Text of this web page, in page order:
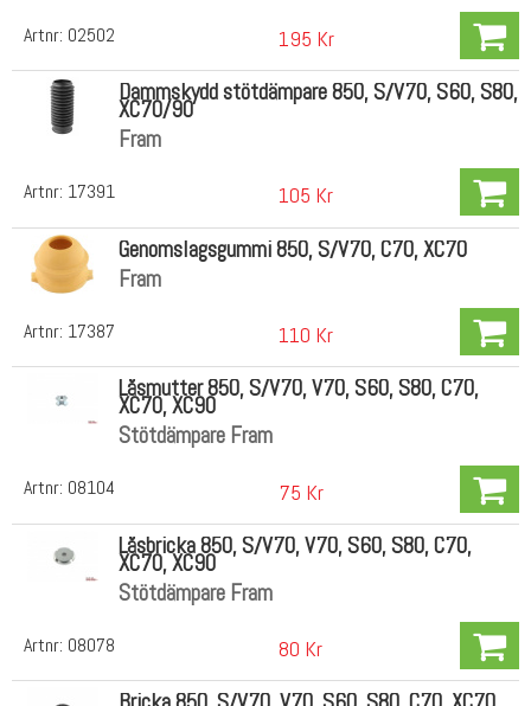
Artnr: 02502 195 Kr
Artnr: 17391
Dammskydd stötdämpare 850, S/V70, S60, S80,
XC70/90
Fram
105 Kr
Artnr: 17387
Genomslagsgummi 850, S/V70, C70, XC70
Fram
110 Kr
Artnr: 08104
Låsmutter 850, S/V70, V70, S60, S80, C70,
XC70, XC90
Stötdämpare Fram
75 Kr
Artnr: 08078
Låsbricka 850, S/V70, V70, S60, S80, C70,
XC70, XC90
Stötdämpare Fram
80 Kr